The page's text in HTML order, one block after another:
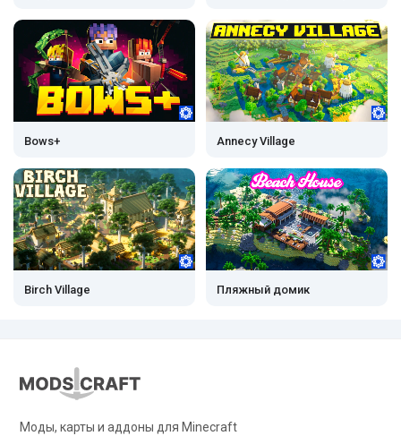
Bows+ Annecy Village
Birch Village Пляжный домик
Моды, карты и аддоны для Minecraft